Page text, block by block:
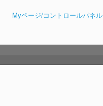
Myページ/コントロールパネル